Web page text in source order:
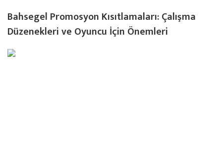
Bahsegel Promosyon Kısıtlamaları: Çalışma
Düzenekleri ve Oyuncu İçin Önemleri